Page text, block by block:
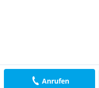
Anrufen